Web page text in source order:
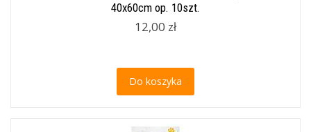
40x60cm op. 10szt.
12,00 zł
Do koszyka